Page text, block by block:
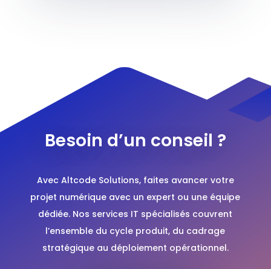
Besoin d’un conseil ?
Avec Altcode Solutions, faites avancer votre
projet numérique avec un expert ou une équipe
dédiée. Nos services IT spécialisés couvrent
l’ensemble du cycle produit, du cadrage
stratégique au déploiement opérationnel.